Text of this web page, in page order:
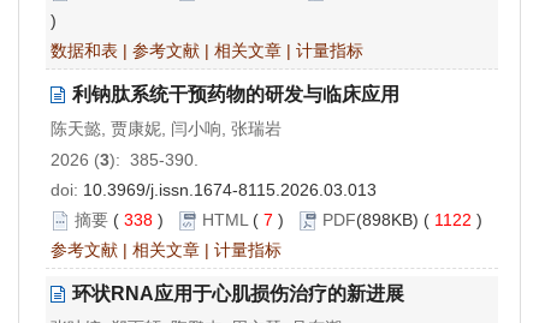
)
数据和表 | 参考文献 | 相关文章 | 计量指标
利钠肽系统干预药物的研发与临床应用
陈天懿, 贾康妮, 闫小响, 张瑞岩
2026 (3): 385-390.
doi: 10.3969/j.issn.1674-8115.2026.03.013
摘要 ( 338 ) HTML ( 7 ) PDF(898KB) ( 1122 )
参考文献 | 相关文章 | 计量指标
环状RNA应用于心肌损伤治疗的新进展